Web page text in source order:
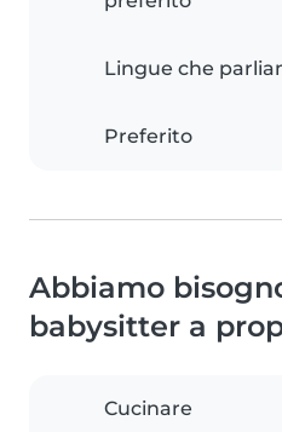
Lingue che
Preferito
Abbiamo
babysitter a
Cucinare